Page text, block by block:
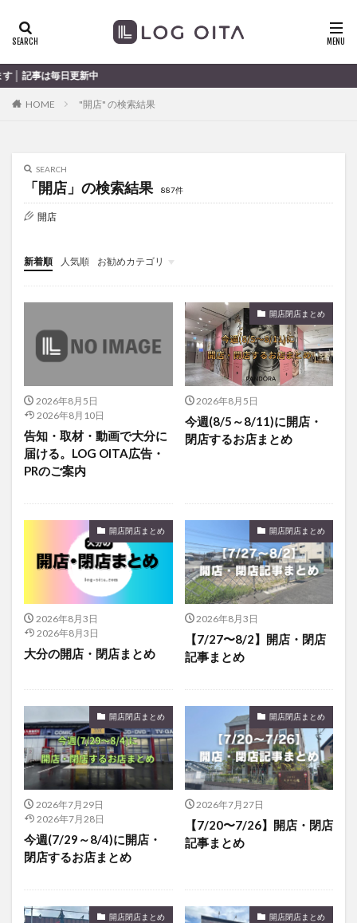
中
HOME "開店" の検索結果
SEARCH
「開店」の検索結果 887件
開店
新着順 人気順
お勧めカテゴリ
未分類
2026年8月5日
2026年8月10日
告知・取材・動画で大分に
届ける。LOG OITA広告・
PRのご案内
開店閉店まとめ
2026年8月5日
今週(8/5～8/11)に開店・
閉店するお店まとめ
開店閉店まとめ
2026年8月3日
2026年8月3日
大分の開店・閉店まとめ
開店閉店まとめ
2026年8月3日
【7/27〜8/2】開店・閉店
記事まとめ
開店閉店まとめ
2026年7月29日
2026年7月28日
今週(7/29～8/4)に開店・
閉店するお店まとめ
開店閉店まとめ
2026年7月27日
【7/20〜7/26】開店・閉店
記事まとめ
開店閉店まとめ 開店閉店まとめ
ディナー
haishin
hishin
hqaishin JR
OPA
お土産
お弁当
まとめ
みかん
むし湯
わさだタウン
わったん
アイススケート
アウトドア
アサイーボウル
アフリカンサファリ
アミュプラザおおいた
アレンジレシピ
アートプラザ
イタリア料理
イベント
イルミネーション
インド料理
ウクライナ
オープン
ジェラート
ジゴロック
ジゴロック2025
ジャマイカ料理
ジャークチキン
スイーツ
スタバ
セレクトショップ
ソフトクリーム
チキンカレー
テイクアウト
テレビ
トキハ本店
ハンバーグ
ハーモニーランド パスタ
フルーツ
プレミアム商品券
プロレス
ヘルシー
ペスカトーレ
ペット
ホーバークラフト
ミヤマキリシマ
ラクテンチ
ラーメン
リンクスクエア
レンタサイクル
中央町
中津市 中華料理 九重町
保護猫
催事 公園 冬 初詣
別府
別府市
別府観光 古国府 古墳
古物